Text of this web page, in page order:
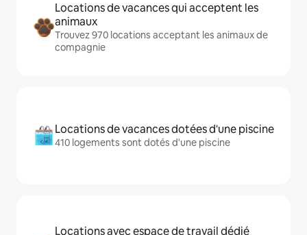
Locations de vacances qui acceptent les
animaux
Trouvez 970 locations acceptant les animaux de
compagnie
Locations de vacances dotées d'une piscine
410 logements sont dotés d'une piscine
Locations avec espace de travail dédié